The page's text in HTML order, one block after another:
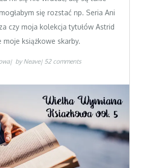
się rozstać np. Seria Ani
czy moja kolekcja tytułów Astrid
książkowe skarby.
by Neave 52 comments